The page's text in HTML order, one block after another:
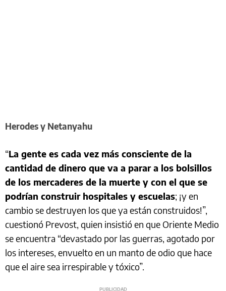
Herodes y Netanyahu
“La gente es cada vez más consciente de la
cantidad de dinero que va a parar a los bolsillos
de los mercaderes de la muerte y con el que se
podrían construir hospitales y escuelas; ¡y en
cambio se destruyen los que ya están construidos!”,
cuestionó Prevost, quien insistió en que Oriente Medio
se encuentra “devastado por las guerras, agotado por
los intereses, envuelto en un manto de odio que hace
que el aire sea irrespirable y tóxico”.